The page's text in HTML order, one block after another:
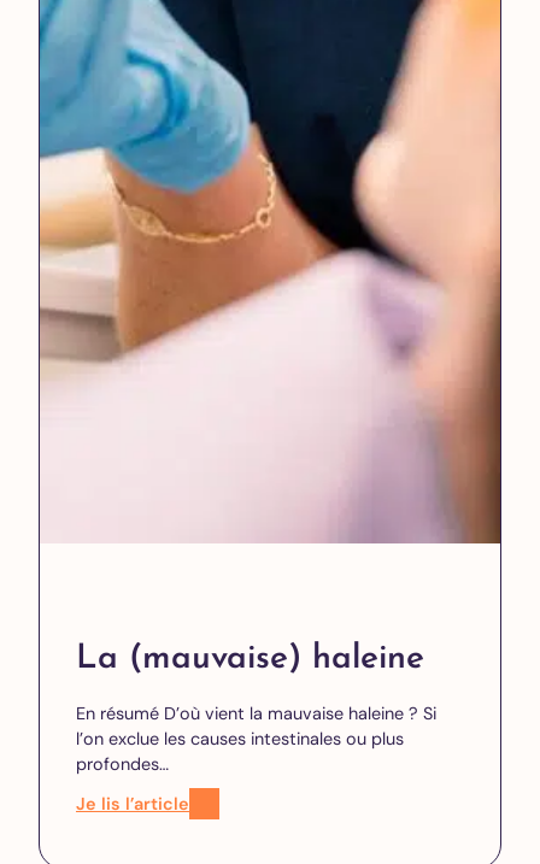
La (mauvaise) haleine
En résumé D’où vient la mauvaise haleine ? Si
l’on exclue les causes intestinales ou plus
profondes…
Je lis l’article